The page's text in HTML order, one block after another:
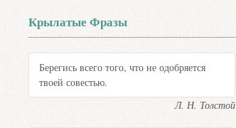
Крылатые Фразы
Берегись всего того, что не одобряется
твоей совестью.
Л. Н. Толстой